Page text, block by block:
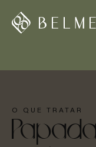
O QUE TRATAR
Papada